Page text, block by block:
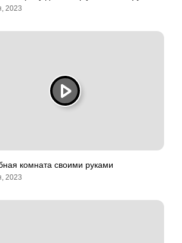
2023
комната своими руками
2023